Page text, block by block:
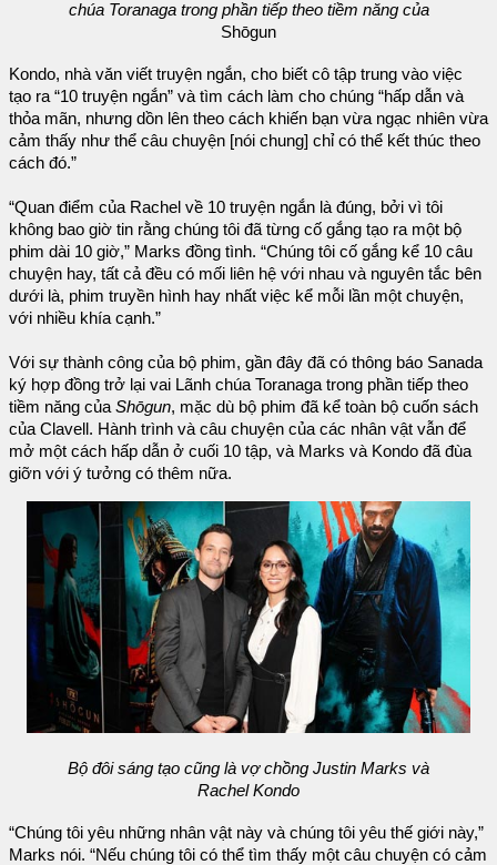
chúa Toranaga trong phần tiếp theo tiềm năng của
Shōgun
Kondo, nhà văn viết truyện ngắn, cho biết cô tập trung vào việc
tạo ra “10 truyện ngắn” và tìm cách làm cho chúng “hấp dẫn và
thỏa mãn, nhưng dồn lên theo cách khiến bạn vừa ngạc nhiên vừa
cảm thấy như thể câu chuyện [nói chung] chỉ có thể kết thúc theo
cách đó.”
“Quan điểm của Rachel về 10 truyện ngắn là đúng, bởi vì tôi
không bao giờ tin rằng chúng tôi đã từng cố gắng tạo ra một bộ
phim dài 10 giờ,” Marks đồng tình. “Chúng tôi cố gắng kể 10 câu
chuyện hay, tất cả đều có mối liên hệ với nhau và nguyên tắc bên
dưới là, phim truyền hình hay nhất việc kể mỗi lần một chuyện,
với nhiều khía cạnh.”
Với sự thành công của bộ phim, gần đây đã có thông báo Sanada
ký hợp đồng trở lại vai Lãnh chúa Toranaga trong phần tiếp theo
tiềm năng của Shōgun, mặc dù bộ phim đã kể toàn bộ cuốn sách
của Clavell. Hành trình và câu chuyện của các nhân vật vẫn để
mở một cách hấp dẫn ở cuối 10 tập, và Marks và Kondo đã đùa
giỡn với ý tưởng có thêm nữa.
Bộ đôi sáng tạo cũng là vợ chồng Justin Marks và
Rachel Kondo
“Chúng tôi yêu những nhân vật này và chúng tôi yêu thế giới này,”
Marks nói. “Nếu chúng tôi có thể tìm thấy một câu chuyện có cảm